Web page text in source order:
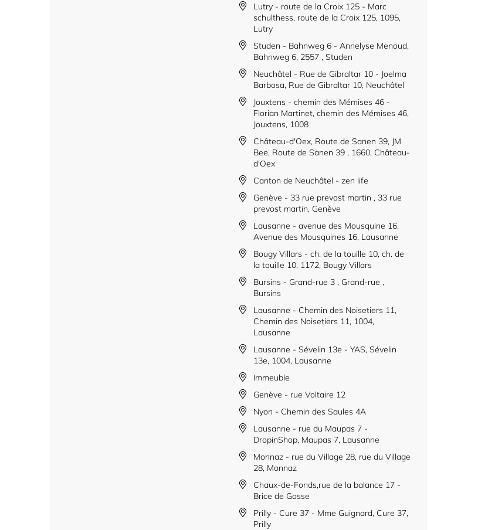
Lutry - route de la Croix 125 - Marc
schulthess, route de la Croix 125, 1095,
Lutry
Studen - Bahnweg 6 - Annelyse Menoud,
Bahnweg 6, 2557 , Studen
Neuchâtel - Rue de Gibraltar 10 - Joelma
Barbosa, Rue de Gibraltar 10, Neuchâtel
Jouxtens - chemin des Mémises 46 -
Florian Martinet, chemin des Mémises 46,
Jouxtens, 1008
Château-d'Oex, Route de Sanen 39, JM
Bee, Route de Sanen 39 , 1660, Château-
d'Oex
Canton de Neuchâtel - zen life
Genève - 33 rue prevost martin , 33 rue
prevost martin, Genève
Lausanne - avenue des Mousquine 16,
Avenue des Mousquines 16, Lausanne
Bougy Villars - ch. de la touille 10, ch. de
la touille 10, 1172, Bougy Villars
Bursins - Grand-rue 3 , Grand-rue ,
Bursins
Lausanne - Chemin des Noisetiers 11,
Chemin des Noisetiers 11, 1004,
Lausanne
Lausanne - Sévelin 13e - YAS, Sévelin
13e, 1004, Lausanne
Immeuble
Genève - rue Voltaire 12
Nyon - Chemin des Saules 4A
Lausanne - rue du Maupas 7 -
DropinShop, Maupas 7, Lausanne
Monnaz - rue du Village 28, rue du Village
28, Monnaz
Chaux-de-Fonds,rue de la balance 17 -
Brice de Gosse
Prilly - Cure 37 - Mme Guignard, Cure 37,
Prilly